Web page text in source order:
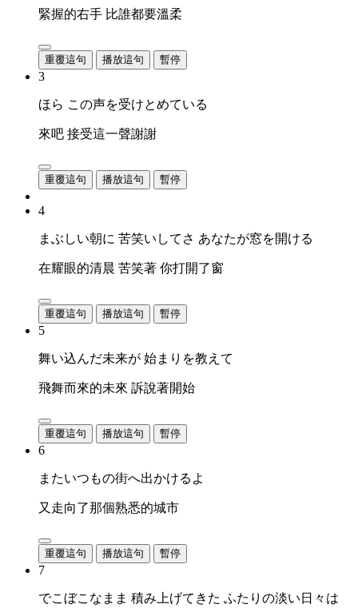
緊握的右手 比誰都要溫柔
重覆這句 播放這句 暫停
3
ほら この声を受けとめている
來吧 接受這一聲謝謝
重覆這句 播放這句 暫停
4
まぶしい朝に 苦笑いしてさ あなたが窓を開ける
在耀眼的清晨 苦笑著 你打開了窗
重覆這句 播放這句 暫停
5
舞い込んだ未来が 始まりを教えて
飛舞而來的未來 訴說著開始
重覆這句 播放這句 暫停
6
またいつもの街へ出かけるよ
又走向了那個熟悉的城市
重覆這句 播放這句 暫停
7
でこぼこなまま 積み上げてきた ふたりの淡い日々は